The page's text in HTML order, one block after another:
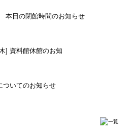
本日の閉館時間のお知らせ
] 資料館休館のお知
ついてのお知らせ